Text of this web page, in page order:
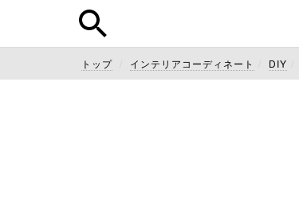
トップ インテリアコーディネート DIY